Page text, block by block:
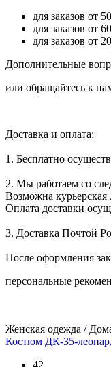
для заказов от
для заказов от
для заказов от
Дополнительные
или обращайтесь к
Доставка и оплата:
1. Бесплатно
2. Мы работаем со
Возможна курьерская
Оплата доставки
3. Доставка Почтой
После оформления
персональные
Женская одежда /
Костюм ДК-35-